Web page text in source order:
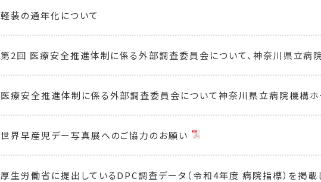
軽装の通年化について
第2回 医療安全推進体制に係る外部調査委員会について、神奈川県立病
医療安全推進体制に係る外部調査委員会について神奈川県立病院機構ホ
世界早産児デー写真展へのご協力のお願い
厚生労働省に提出しているDPC調査データ（令和4年度 病院指標）を掲載